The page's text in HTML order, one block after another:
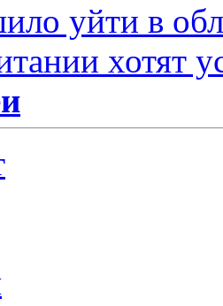
уйти в
хотят